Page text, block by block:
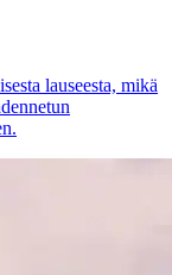
lauseesta, mikä